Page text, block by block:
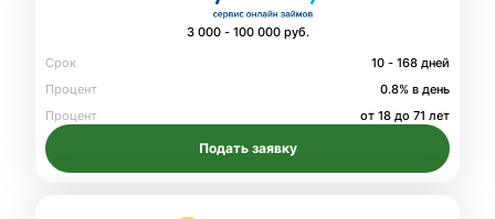
3 000 - 100 000 руб.
Срок
10 - 168 дней
Процент
0.8% в день
Процент
от 18 до 71 лет
Подать заявку